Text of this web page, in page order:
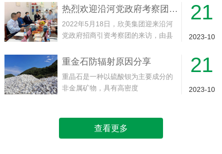
行，展会一直致力为涂料行业的供应
台。面对面接触全球，尤其是来自中...
热烈欢迎沿河党政府考察团领导莅临欣美集团工厂实地考察指导
2022年5月18日，欣美集团迎来沿河
党政府招商引资考察团的来访，由县
队，沿河经济开发区党工委副书记、
访。就实现产业“建链、补链、强链...
21
2023-10
重金石防辐射原因分享
重晶石是一种以硫酸钡为主要成分的
非金属矿物，具有高密度
水和盐酸，无毒、无磁性，而且具有
吸收X射线和γ射线的特点。1. ...
21
2023-10
查看更多